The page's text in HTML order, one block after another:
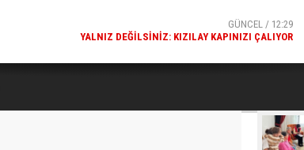
GÜNCEL / 12:28
KARS FETHIYE CAMISI'NDE DALGALANAN TÜRK BAYRAĞI